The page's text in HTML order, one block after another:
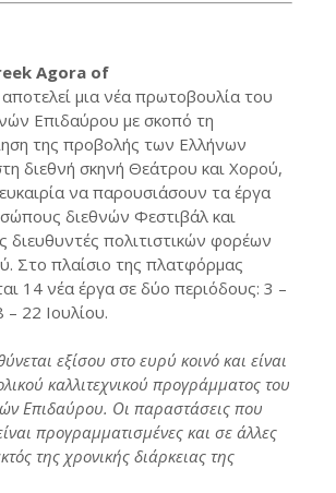
Agora of
αποτελεί μια νέα πρωτοβουλία του
Επιδαύρου με σκοπό τη
της προβολής των Ελλήνων
διεθνή σκηνή Θεάτρου και Χορού,
να παρουσιάσουν τα έργα
διεθνών Φεστιβάλ και
διευθυντές πολιτιστικών φορέων
Στο πλαίσιο της πλατφόρμας
14 νέα έργα σε δύο περιόδους: 3 –
– 22 Ιουλίου.
εξίσου στο ευρύ κοινό και είναι
καλλιτεχνικού προγράμματος του
Επιδαύρου. Οι παραστάσεις που
προγραμματισμένες και σε άλλες
της χρονικής διάρκειας της